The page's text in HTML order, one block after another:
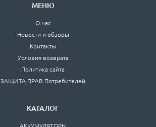
МЕНЮ
О нас
Новости и обзоры
Контакты
Условия возврата
Политика сайта
ЗАЩИТА ПРАВ Потребителей
КАТАЛОГ